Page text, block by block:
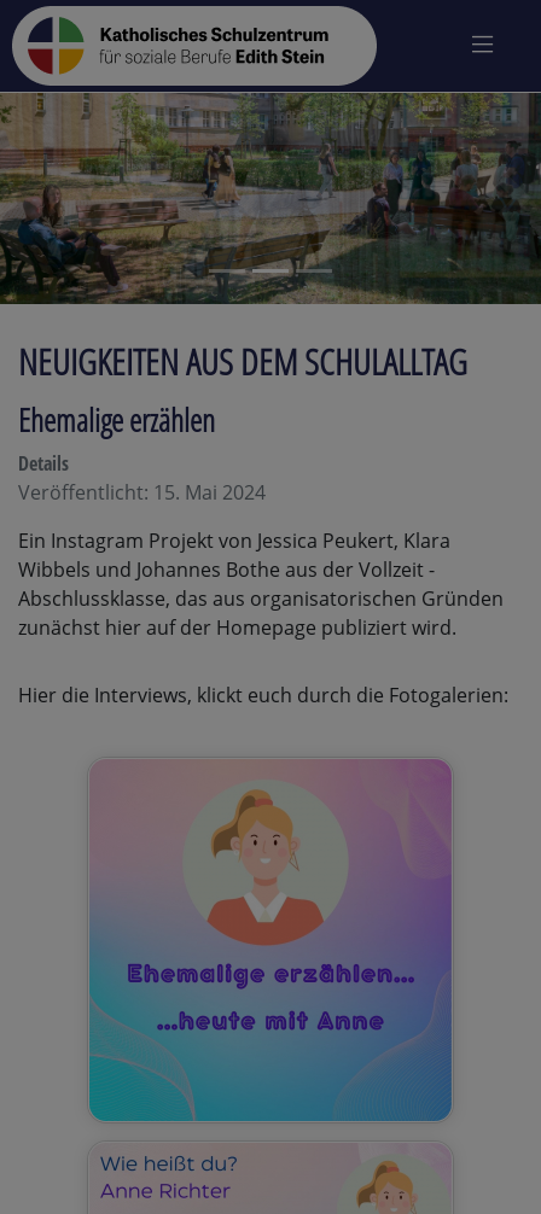
zurück
NEUIGKEITEN AUS DEM SCHULALLTAG
Ehemalige erzählen
Details
Veröffentlicht: 15. Mai 2024
Ein Instagram Projekt von Jessica Peukert, Klara
Wibbels und Johannes Bothe aus der Vollzeit -
Abschlussklasse, das aus organisatorischen Gründen
zunächst hier auf der Homepage publiziert wird.
Hier die Interviews, klickt euch durch die Fotogalerien: